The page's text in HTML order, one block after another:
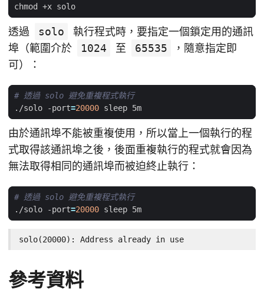
透過 solo
執行程式時，要指定一個鎖定用的通訊
埠（範圍介於
1024 至 65535
，隨意指定即
可）：
# 透過 solo 避免重複程式執行
./solo -port=20000
由於通訊埠不能被重複使用，所以當上一個執行的程
式取得該通訊埠之後，後面重複執行的程式就會因為
無法取得相同的通訊埠而被迫終止執行：
# 透過 solo 避免重複程式執行
./solo -port=20000
solo(20000): Address already in use
參考資料